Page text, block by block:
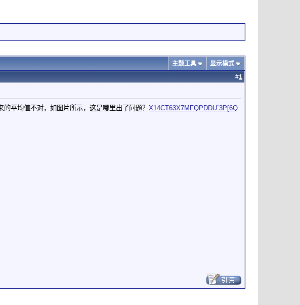
主题工具
显示模式
#1
平均值不对，如图片所示，这是哪里出了问题？ X14CT63X7MFQPDDU`3P[6Q